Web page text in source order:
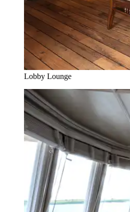
Lobby Lounge